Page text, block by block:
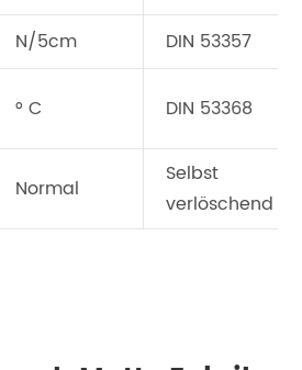
N/5cm
DIN 53357
° C DIN 53368
Normal
Selbst
verlöschend